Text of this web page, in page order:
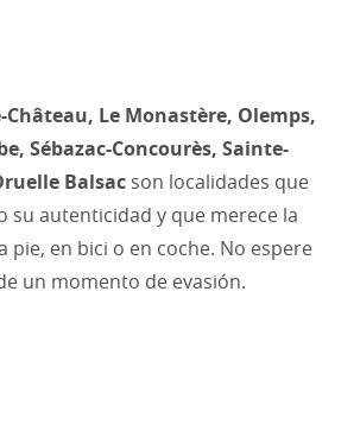
Château, Le Monastère, Olemps,
Sébazac-Concourès, Sainte-
Balsac son localidades que
su autenticidad y que merece la
pie, en bici o en coche. No espere
un momento de evasión.